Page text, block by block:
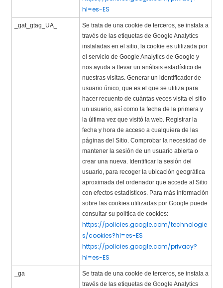
hl=es-ES
_gat_gtag_UA_
Se trata de una cookie de terceros, se instala a
través de las etiquetas de Google Analytics
instaladas en el sitio, la cookie es utilizada por
el servicio de Google Analytics de Google y
nos ayuda a llevar un análisis estadístico de
nuestras visitas. Generar un identificador de
usuario único, que es el que se utiliza para
hacer recuento de cuántas veces visita el sitio
un usuario, así como la fecha de la primera y
la última vez que visitó la web. Registrar la
fecha y hora de acceso a cualquiera de las
páginas del Sitio. Comprobar la necesidad de
mantener la sesión de un usuario abierta o
crear una nueva. Identificar la sesión del
usuario, para recoger la ubicación geográfica
aproximada del ordenador que accede al Sitio
con efectos estadísticos. Para más información
sobre las cookies utilizadas por Google puede
consultar su política de cookies:
https://policies.google.com/technologie
s/cookies?hl=es-ES
https://policies.google.com/privacy?
hl=es-ES
_ga
Se trata de una cookie de terceros, se instala a
través de las etiquetas de Google Analytics